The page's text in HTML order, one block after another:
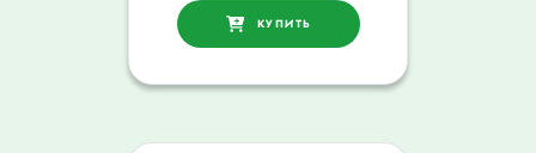
КУПИТЬ